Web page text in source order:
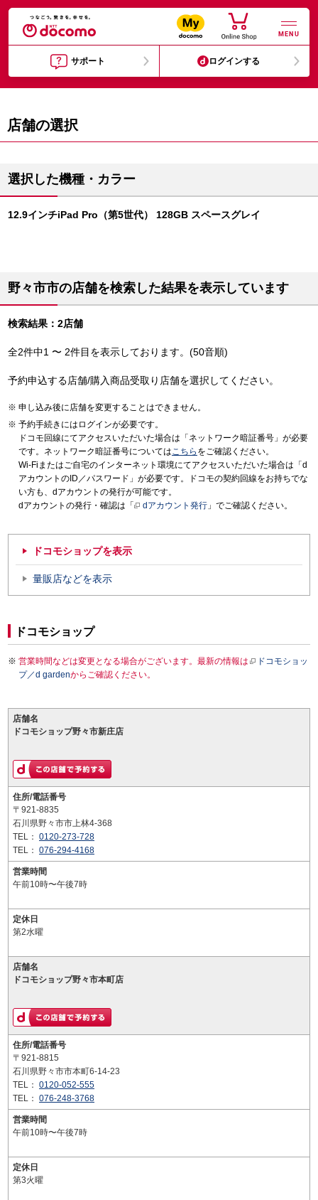
MENU
サポート ログインする
店舗の選択
選択した機種・カラー
12.9インチiPad Pro（第5世代） 128GB スペースグレイ
野々市市の店舗を検索した結果を表示しています
検索結果：2店舗
全2件中1 〜 2件目を表示しております。(50音順)
予約申込する店舗/購入商品受取り店舗を選択してください。
申し込み後に店舗を変更することはできません。
予約手続きにはログインが必要です。
ドコモ回線にてアクセスいただいた場合は「ネットワーク暗証番号」が必要
です。ネットワーク暗証番号についてはこちら をご確認ください。
Wi-Fiまたはご自宅のインターネット環境にてアクセスいただいた場合は「d
アカウントのID／パスワード」が必要です。ドコモの契約回線をお持ちでな
い方も、dアカウントの発行が可能です。
dアカウントの発行・確認は「
dアカウント発行 」でご確認ください。
ドコモショップを表示
量販店などを表示
ドコモショップ
営業時間などは変更となる場合がございます。最新の情報は
ドコモショッ
プ／d gardenからご確認ください。
店舗名
ドコモショップ野々市新庄店
住所/電話番号
〒921-8835
石川県野々市市上林4-368
TEL： 0120-273-728
TEL： 076-294-4168
営業時間
午前10時〜午後7時
定休日
第2水曜
店舗名
ドコモショップ野々市本町店
住所/電話番号
〒921-8815
石川県野々市市本町6-14-23
TEL： 0120-052-555
TEL： 076-248-3768
営業時間
午前10時〜午後7時
定休日
第3火曜